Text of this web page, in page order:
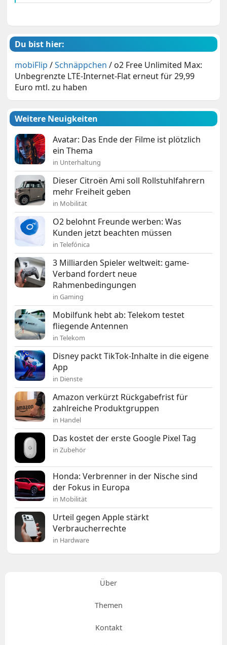
Du bist hier:
mobiFlip /Schnäppchen / o2 Free Unlimited Max:
Unbegrenzte LTE-Internet-Flat erneut für 29,99
Euro mtl. zu haben
Weitere Neuigkeiten
Avatar: Das Ende der Filme ist plötzlich
ein Thema
in Unterhaltung
Dieser Citroën Ami soll Rollstuhlfahrern
mehr Freiheit geben
in Mobilität
O2 belohnt Freunde werben: Was
Kunden jetzt beachten müssen
in Telefónica
3 Milliarden Spieler weltweit: game-
Verband fordert neue
Rahmenbedingungen
in Gaming
Mobilfunk hebt ab: Telekom testet
fliegende Antennen
in Telekom
Disney packt TikTok-Inhalte in die eigene
App
in Dienste
Amazon verkürzt Rückgabefrist für
zahlreiche Produktgruppen
in Handel
Das kostet der erste Google Pixel Tag
in Zubehör
Honda: Verbrenner in der Nische sind
der Fokus in Europa
in Mobilität
Urteil gegen Apple stärkt
Verbraucherrechte
in Hardware
Über
Themen
Kontakt